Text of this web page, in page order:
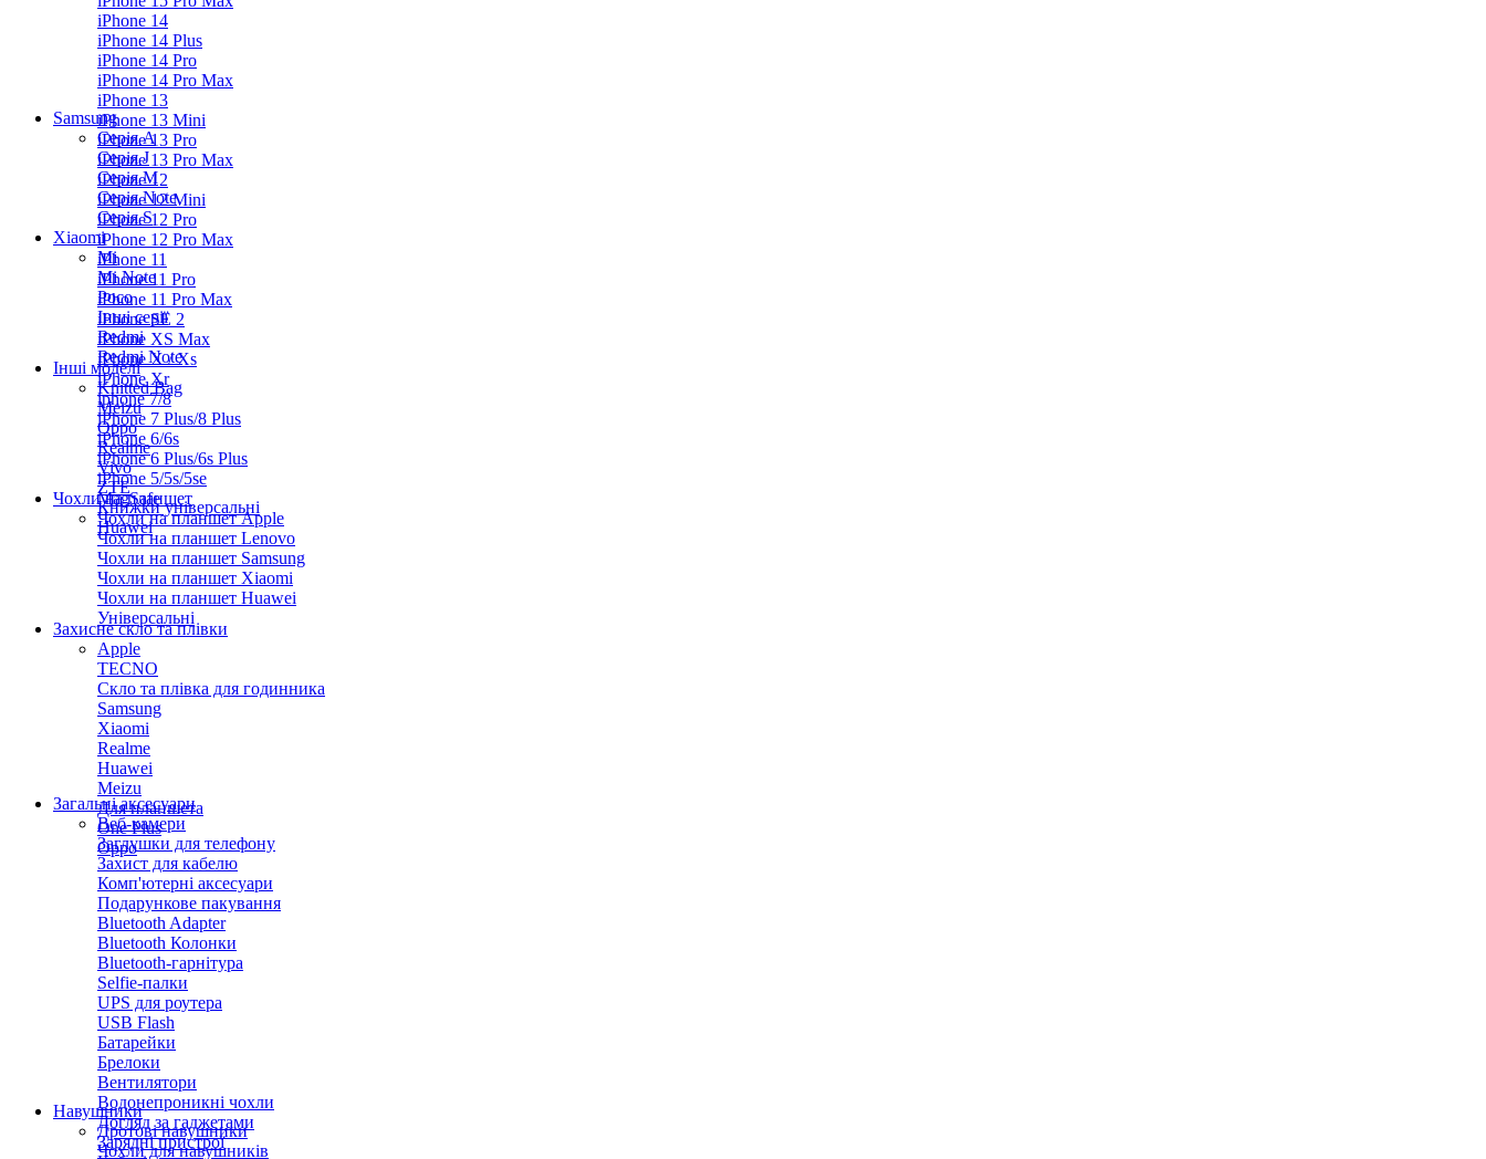
iPhone 14
iPhone 14 Plus
iPhone 14 Pro
iPhone 14 Pro Max
iPhone 13
iPhone 13 Mini
iPhone 13 Pro
iPhone 13 Pro Max
iPhone 12
iPhone 12 Mini
iPhone 12 Pro
iPhone 12 Pro Max
iPhone 11
iPhone 11 Pro
iPhone 11 Pro Max
iPhone SE 2
iPhone XS Max
iPhone X / Xs
iPhone Xr
iphone 7/8
iPhone 7 Plus/8 Plus
iPhone 6/6s
iPhone 6 Plus/6s Plus
iPhone 5/5s/5se
MagSafe
Samsung
Серія А
Серiя J
Серiя M
Серія Note
Серія S
Xiaomi
Mi
Mi Note
Poco
Інші серії
Redmi
Redmi Note
Інші моделі
Knitted Bag
Meizu
Oppo
Realme
Vivo
ZTE
Книжки універсальні
Huawei
Чохли на планшет
Чохли на планшет Apple
Чохли на планшет Lenovo
Чохли на планшет Samsung
Чохли на планшет Xiaomi
Чохли на планшет Huawei
Універсальні
Захисне скло та плівки
Apple
TECNO
Скло та плівка для годинника
Samsung
Xiaomi
Realme
Huawei
Meizu
Для планшета
One Plus
Oppo
Загальні аксесуари
Веб-камери
Заглушки для телефону
Захист для кабелю
Комп'ютерні аксесуари
Подарункове пакування
Bluetooth Adapter
Bluetooth Колонки
Bluetooth-гарнітура
Selfie-палки
UPS для роутера
USB Flash
Батарейки
Брелоки
Вентилятори
Водонепроникні чохли
Догляд за гаджетами
Зарядні пристрої
Навушники
Дротові навушники
Чохли для навушників